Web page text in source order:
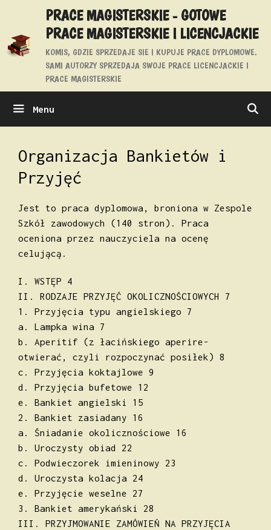
treści
PRACE MAGISTERSKIE - GOTOWE
PRACE MAGISTERSKIE I LICENCJACKIE
KOMIS, GDZIE SPRZEDAJE SIE I KUPUJE PRACE DYPLOMOWE.
SAMI AUTORZY SPRZEDAJA SWOJE PRACE LICENCJACKIE I
PRACE MAGISTERSKIE
Menu
Organizacja Bankietów i
Przyjęć
Jest to praca dyplomowa, broniona w Zespole
Szkół zawodowych (140 stron). Praca
oceniona przez nauczyciela na ocenę
celującą.
I. WSTĘP 4
II. RODZAJE PRZYJĘĆ OKOLICZNOŚCIOWYCH 7
1. Przyjęcia typu angielskiego 7
a. Lampka wina 7
b. Aperitif (z łacińskiego aperire-
otwierać, czyli rozpoczynać posiłek) 8
c. Przyjęcia koktajlowe 9
d. Przyjęcia bufetowe 12
e. Bankiet angielski 15
2. Bankiet zasiadany 16
a. Śniadanie okolicznościowe 16
b. Uroczysty obiad 22
c. Podwieczorek imieninowy 23
d. Uroczysta kolacja 24
e. Przyjęcie weselne 27
3. Bankiet amerykański 28
III. PRZYJMOWANIE ZAMÓWIEŃ NA PRZYJĘCIA